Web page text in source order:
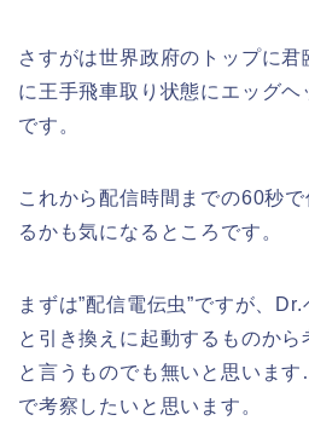
さすがは世界政府のトップに
に王手飛車取り状態にエッグヘ
です。
これから配信時間までの60秒
るかも気になるところです。
まずは”配信電伝虫”ですが、
と引き換えに起動するものか
と言うものでも無いと思いま
で考察したいと思います。